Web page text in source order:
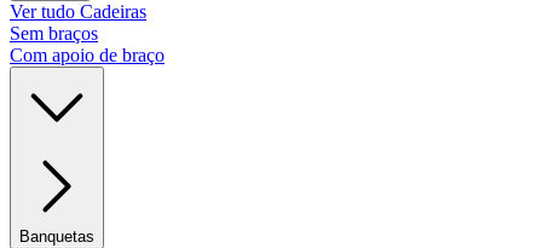
Ver tudo Cadeiras
Sem braços
Com apoio de braço
Banquetas